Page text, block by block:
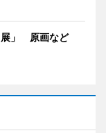
展」 原画など